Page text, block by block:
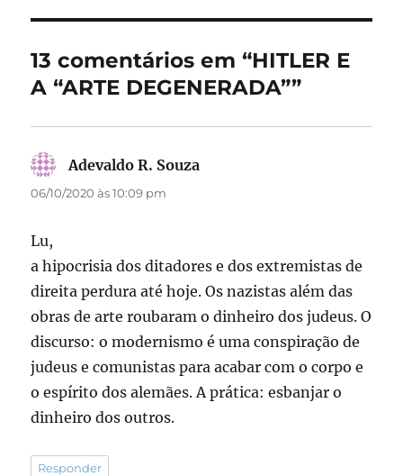
b
o
o
k
d
o
n
13 comentários em “HITLER E
A “ARTE DEGENERADA””
Adevaldo R. Souza
06/10/2020 às 10:09 pm
Lu,
a hipocrisia dos ditadores e dos extremistas de
direita perdura até hoje. Os nazistas além das
obras de arte roubaram o dinheiro dos judeus. O
discurso: o modernismo é uma conspiração de
judeus e comunistas para acabar com o corpo e
o espírito dos alemães. A prática: esbanjar o
dinheiro dos outros.
Responder